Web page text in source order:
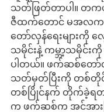
သတ်ဖြတ်တာပါ။ တ
ဇီထက်တောင် မအလက
တော်လှန်ရေးများကို လ
သမိုင်းနဲ့ ကမ္ဘာ့သမိုင်
ပါတယ်။ ဖက်ဆစ်တော်
သတ်မှတ်ပြီးကို တစ်တိုင်
တစ်ပြိုင်နက် တိုက်ခဲ့ရတာ
က ဖက်ဆစ်က အင်အာ